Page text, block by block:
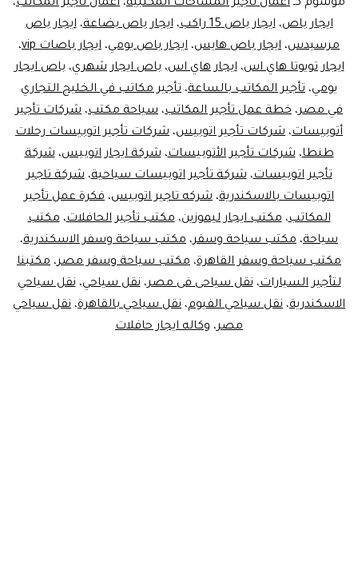
كوستر
هاي
اس
موسوم كـ أعمال تأجير المساحات المكتبية، أعمال تأجير المكاتب،
ايجار باص،ايجار باص 15 راكب ،ايجار باص بضاعة،ايجار باص
مرسيدس، ايجار باص هايس، ايجار باص يومي، ايجار باصات vip
،
ايجار تويوتا هاي اس،ايجار هاي اس،باص ايجار شهري،باص ايجار
يومي، تأجير المكاتب بالساعة، تأجير مكاتب في الخليج التجاري
في مصر، خطة عمل تأجير المكاتب، سياحة مكتب، شركات تأجير
أتوبيسات، شركات تأجير اتوبيس، شركات تأجير اتوبيسات رحلات
طنطا،شركات تأجير الأتوبيسات،شركة ايجار اتوبيس،شركة
تأجير اتوبيسات،شركة تأجير اتوبيسات سياحية،شركة تاجير
اتوبيسات بالاسكندرية، شركه تاجير اتوبيس، فكرة عمل تأجير
المكاتب،مكتب ايجار ليموزين،مكتب تأجير الحافلات،مكتب
سياحة، مكتب سياحة وسفر، مكتب سياحة وسفر الاسكندرية،
مكتب سياحة وسفر القاهرة، مكتب سياحة وسفر مصر، مكتبنا
لتأجير السيارات،نقل سياحى فى مصر،نقل سياحي،نقل سياحي
الاسكندرية، نقل سياحي الفيوم، نقل سياحي بالقاهرة، نقل سياحي
مصر، وكاله ايجار حافلات